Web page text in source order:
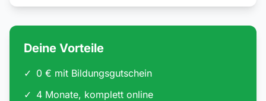
Deine Vorteile
✓ 0 € mit Bildungsgutschein
✓ 4 Monate, komplett online